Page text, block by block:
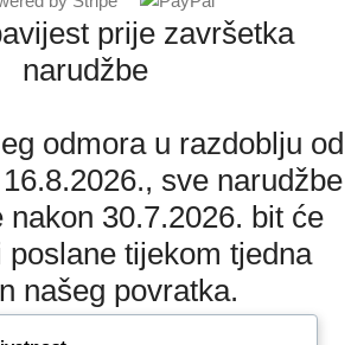
prije završetka
narudžbe
odmora u razdoblju od
sve narudžbe
nakon 30.7.2026. bit će
poslane tijekom tjedna
našeg povratka.